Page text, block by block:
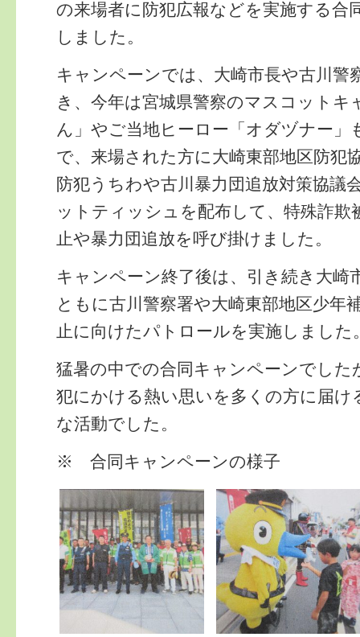
の来場者に防犯広報などを実施する合
しました。
キャンペーンでは、大崎市長や古川警
き、今年は宮城県警察のマスコットキ
ん」やご当地ヒーロー「オダヅナー」
で、来場された方に大崎東部地区防犯
防犯うちわや古川暴力団追放対策協議
ットティッシュを配布して、特殊詐欺
止や暴力団追放を呼び掛けました。
キャンペーン終了後は、引き続き大崎
ともに古川警察署や大崎東部地区少年
止に向けたパトロールを実施しました
猛暑の中での合同キャンペーンでした
犯にかける熱い思いを多くの方に届け
な活動でした。
※ 合同キャンペーンの様子